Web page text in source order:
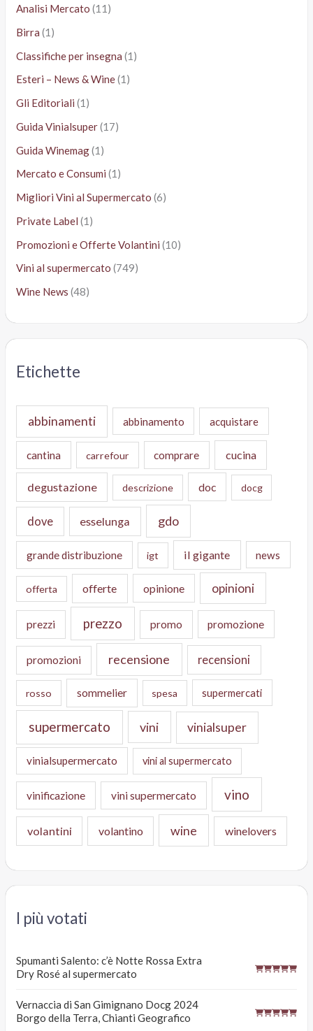
Analisi Mercato (11)
Birra (1)
Classifiche per insegna (1)
Esteri – News & Wine(1)
Gli Editoriali (1)
Guida Vinialsuper(17)
Guida Winemag(1)
Mercato e Consumi (1)
Migliori Vini al Supermercato (6)
Private Label (1)
Promozioni e Offerte Volantini (10)
Vini al supermercato (749)
Wine News (48)
Etichette
abbinamenti abbinamento acquistare
cantina carrefour comprare cucina
degustazione descrizione doc docg
dove esselunga gdo
grande distribuzione igt il gigante news
offerta offerte opinione opinioni
prezzi prezzo promo promozione
promozioni recensione recensioni
rosso sommelier spesa supermercati
supermercato vini vinialsuper
vinialsupermercato vini al supermercato
vinificazione vini supermercato vino
volantini volantino wine winelovers
I più votati
Spumanti Salento: c’è Notte Rossa Extra
Dry Rosé al supermercato
Vernaccia di San Gimignano Docg 2024
Borgo della Terra, Chianti Geografico